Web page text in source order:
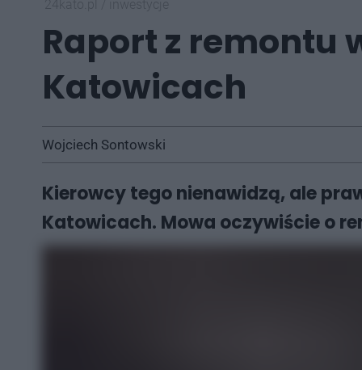
Raport z remontu
Katowicach
Wojciech Sontowski
Kierowcy tego nienawidzą, ale
Katowicach. Mowa oczywiście o